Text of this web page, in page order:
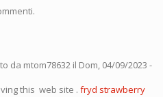
da mtom78632 il Dom, 04/09/2023 -
this web site . fryd strawberry